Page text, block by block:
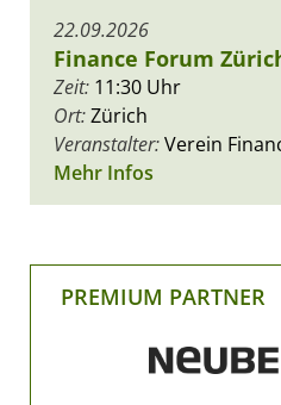
22.09.2026
Finance Forum
Zeit: 11:30 Uhr
Ort:Zürich
Veranstalter:Verein
Mehr Infos
PREMIUM PARTNER